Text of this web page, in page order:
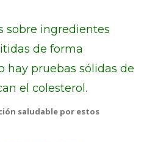
sobre ingredientes
de forma
hay pruebas sólidas de
el colesterol.
saludable por estos